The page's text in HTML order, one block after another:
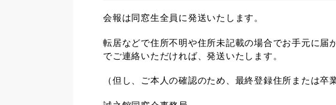
会報は同窓生全員に発送いたします。
転居などで住所不明や住所未記載の場合でお手元に届
でご連絡いただければ、発送いたします。
（但し、ご本人の確認のため、最終登録住所または卒